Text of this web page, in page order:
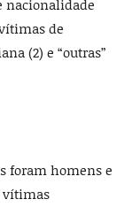
nacionalidade
de
(2) e “outras”
foram homens e
vítimas